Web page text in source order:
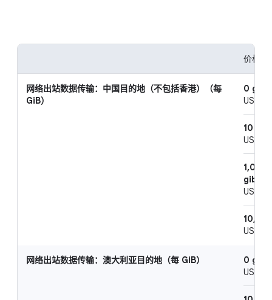
价格
网络出站数据传输：中国目的地（不包括香港）（每
GiB）
0
10
1,024
网络出站数据传输：澳大利亚目的地（每 GiB）
0